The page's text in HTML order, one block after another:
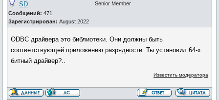
SD
Сообщений: 471
Зарегистрирован: August 2022
Senior Member
ODBC драйвера это библиотеки. Они должны быть
соответствующей приложению разрядности. Ты установил 64-х
битный драйвер?..
Известить модератора